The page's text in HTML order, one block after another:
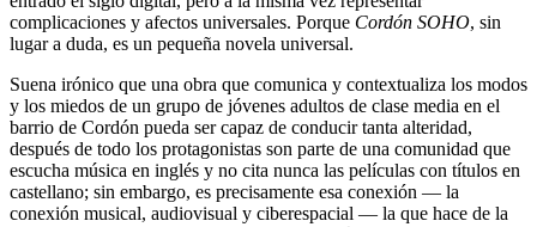
complicaciones y afectos universales. Porque Cordón SOHO, sin
lugar a duda, es un pequeña novela universal.
Suena irónico que una obra que comunica y contextualiza los modos
y los miedos de un grupo de jóvenes adultos de clase media en el
barrio de Cordón pueda ser capaz de conducir tanta alteridad,
después de todo los protagonistas son parte de una comunidad que
escucha música en inglés y no cita nunca las películas con títulos en
castellano; sin embargo, es precisamente esa conexión — la
conexión musical, audiovisual y ciberespacial — la que hace de la